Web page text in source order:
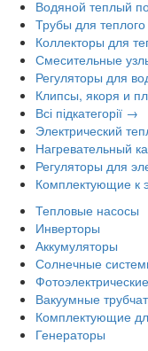
Водяной теплый
Трубы для
Коллекторы для
Смесительные
Регуляторы для
Клипсы, якоря и
Всі підкатегорії →
Электрический
Нагревательный
Регуляторы для
Комплектующие к
Тепловые насосы
Инверторы
Аккумуляторы
Солнечные
Вакуумные
Комплектующие
Генераторы